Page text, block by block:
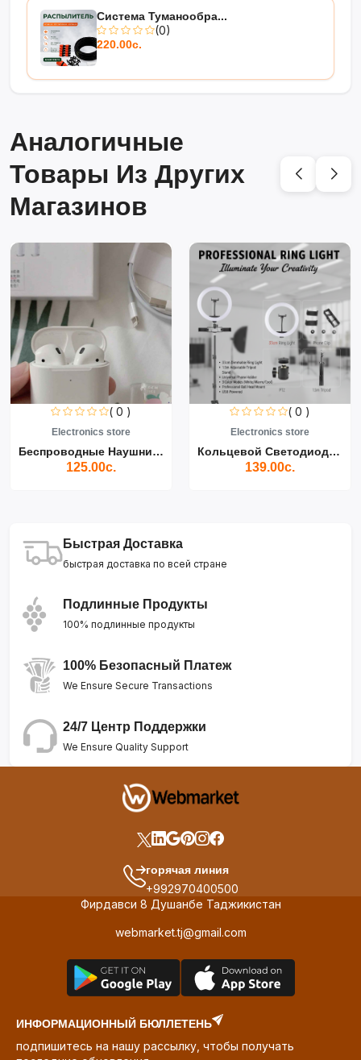
Система Туманообра...
(0)
220.00с.
Аналогичные
Товары Из Других
Магазинов
( 0 )
Electronics store
Беспроводные Наушники Air...
125.00с.
( 0 )
Electronics store
Кольцевой Светодиодный Св...
139.00с.
Быстрая Доставка
быстрая доставка по всей стране
Подлинные Продукты
100% подлинные продукты
100% Безопасный Платеж
We Ensure Secure Transactions
24/7 Центр Поддержки
We Ensure Quality Support
горячая линия
+992970400500
Фирдавси 8 Душанбе Таджикистан
webmarket.tj@gmail.com
ИНФОРМАЦИОННЫЙ БЮЛЛЕТЕНЬ
подпишитесь на нашу рассылку, чтобы получать